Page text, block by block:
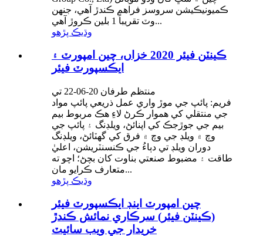
ڪميونيڪيشن سروسز فراهم ڪندڙ آهي، جنهن
وٽ تقريباً 1 بلين ڪروڙ آهي...
وڌيڪ پڙهو
ڪينٽن فيئر 2020 خزاں، چين امپورٽ ۽
ايڪسپورٽ فيئر
منتظم طرفان 20-06-22 تي
فريم: پائپ جي موڙ واري عمل ذريعي پائپ مواد
جي منتقلي کي هموار ڪرڻ لاءِ هڪ مربوط بيم
بيم جي جوڙجڪ کي اپنائڻ، ويلڊنگ ۽ پائپ جي
وچ ۾ ويلڊ جي وچ ۾ فرق کي گھٽائڻ، ويلڊنگ
دوران ويلڊ تي دٻاءُ جي ڪنسنٽريشن، اعليٰ
طاقت ۽ مضبوط صنعتي بناوت کان بچڻ؛ اچو ته
متعارف ڪرايو مان...
وڌيڪ پڙهو
چين امپورٽ اينڊ ايڪسپورٽ فيئر
(ڪينٽن فيئر) سرڪاري نمائش ڪندڙ
خريدار جي ويب سائيٽ